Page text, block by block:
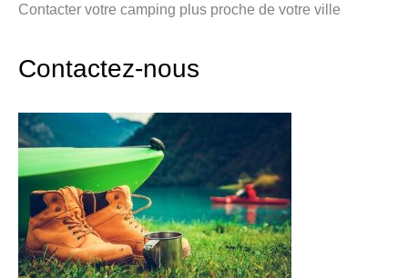
Contacter votre camping plus proche de votre ville
Contactez-nous